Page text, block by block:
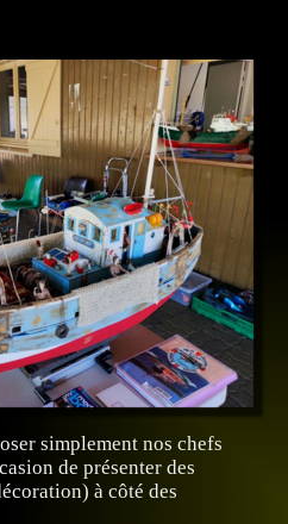
simplement nos chefs
de présenter des
à côté des